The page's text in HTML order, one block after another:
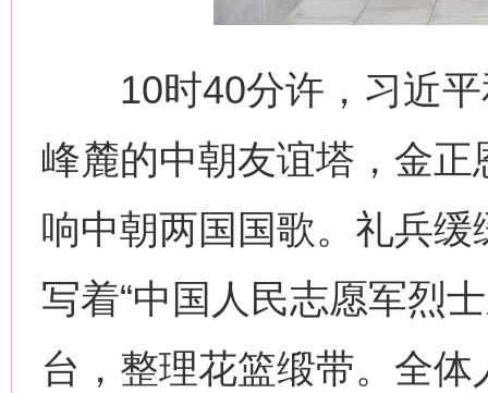
10时40分许，习近平
峰麓的中朝友谊塔，金
响中朝两国国歌。礼兵
写着“中国人民志愿军烈
台，整理花篮缎带。全